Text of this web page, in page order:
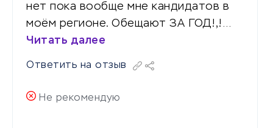
нет пока вообще мне кандидатов в
моём регионе. Обещают ЗА ГОД!,!…
Читать далее
Ответить на отзыв
Не рекомендую